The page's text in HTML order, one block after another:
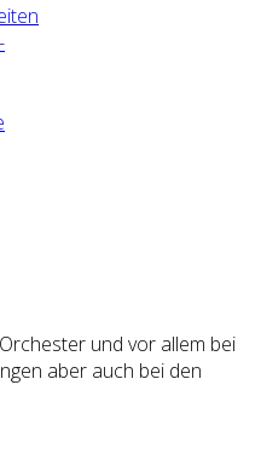
und vor allem bei
aber auch bei den